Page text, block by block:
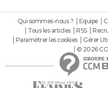
Qui sommes-nous ? Equipe
Tous les articles
RSS
Paramétrer les cookies
Gérer
© 2026